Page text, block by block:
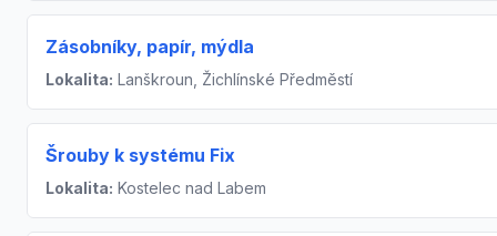
Zásobníky, papír, mýdla
Lokalita: Lanškroun, Žichlínské Předměstí
Šrouby k systému Fix
Lokalita: Kostelec nad Labem